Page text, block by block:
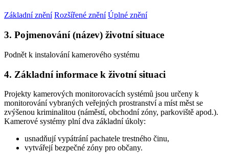
Základní znění Rozšířené znění Úplné znění
3. Pojmenování (název) životní situace
Podnět k instalování kamerového systému
4. Základní informace k životní situaci
Projekty kamerových monitorovacích systémů jsou určeny k
monitorování vybraných veřejných prostranství a míst měst se
zvýšenou kriminalitou (náměstí, obchodní zóny, parkoviště apod.).
Kamerové systémy plní dva základní úkoly:
usnadňují vypátrání pachatele trestného činu,
vytvářejí bezpečné zóny pro občany.